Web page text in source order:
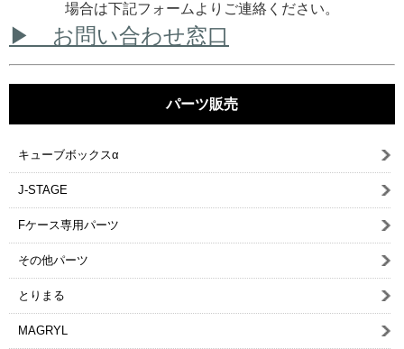
場合は下記フォームよりご連絡ください。
▶ お問い合わせ窓口
パーツ販売
キューブボックスα
J-STAGE
Fケース専用パーツ
その他パーツ
とりまる
MAGRYL